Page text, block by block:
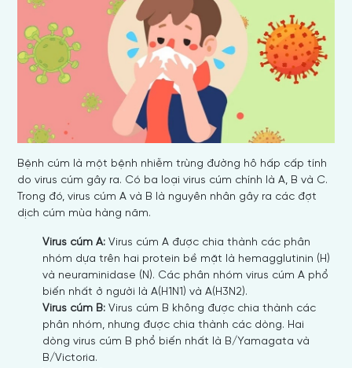
Bệnh cúm là một bệnh nhiễm trùng đường hô hấp cấp tính
do virus cúm gây ra. Có ba loại virus cúm chính là A, B và C.
Trong đó, virus cúm A và B là nguyên nhân gây ra các đợt
dịch cúm mùa hàng năm.
Virus cúm A: Virus cúm A được chia thành các phân
nhóm dựa trên hai protein bề mặt là hemagglutinin (H)
và neuraminidase (N). Các phân nhóm virus cúm A phổ
biến nhất ở người là A(H1N1) và A(H3N2).
Virus cúm B: Virus cúm B không được chia thành các
phân nhóm, nhưng được chia thành các dòng. Hai
dòng virus cúm B phổ biến nhất là B/Yamagata và
B/Victoria.